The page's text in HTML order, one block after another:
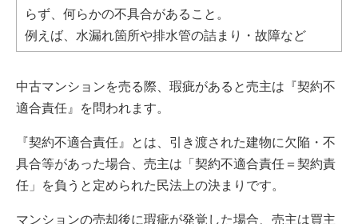
らず、何らかの不具合があること。
例えば、水漏れ箇所や排水管の詰まり・故障など
中古マンションを売る際、瑕疵があると売主は『契約不
適合責任』を問われます。
『契約不適合責任』とは、引き渡された建物に欠陥・不
具合等があった場合、売主は「契約不適合責任＝契約責
任」を負うと定められた民法上の決まりです。
マンションの売却後に瑕疵が発覚した場合、売主は買主